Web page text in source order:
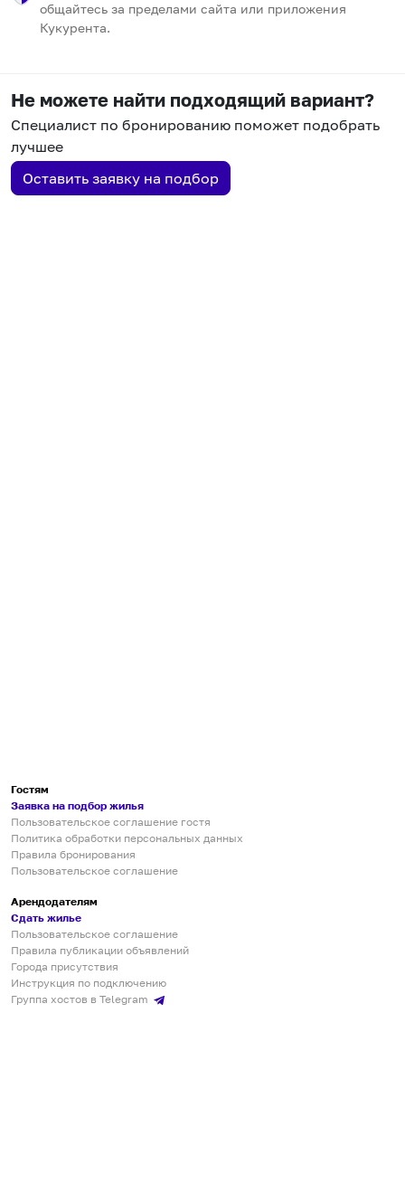
общайтесь за пределами сайта или приложения
Кукурента.
Не можете найти подходящий вариант?
Специалист по бронированию поможет подобрать
лучшее
Оставить заявку на подбор
Гостям
Заявка на подбор жилья
Пользовательское соглашение гостя
Политика обработки персональных данных
Правила бронирования
Пользовательское соглашение
Арендодателям
Сдать жилье
Пользовательское соглашение
Правила публикации объявлений
Города присутствия
Инструкция по подключению
Группа хостов в Telegram